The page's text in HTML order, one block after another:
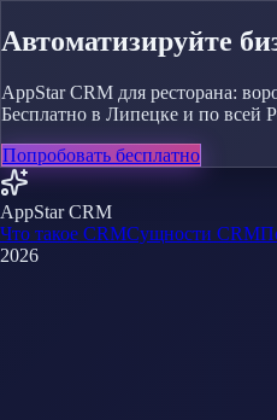
Автоматизируйте
AppStar CRM для ресторана:
Бесплатно в Липецке и по всей
Попробовать бесплатно
AppStar CRM
Что такое CRMСущности CRM
2026